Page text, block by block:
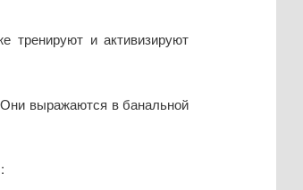
тренируют и активизируют
выражаются в банальной